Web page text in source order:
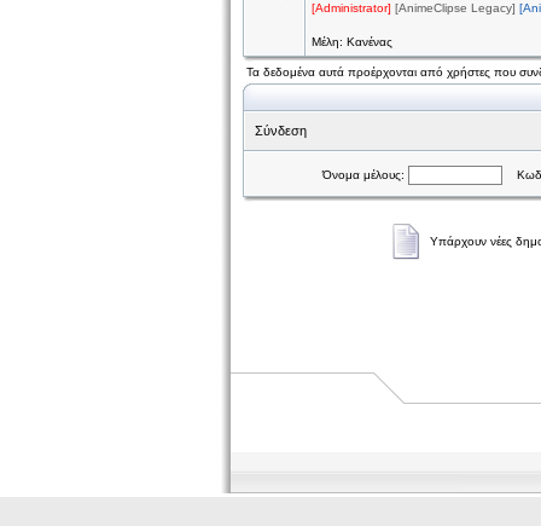
[Administrator] [AnimeClipse Legacy]
Μέλη: Κανένας
Τα δεδομένα αυτά προέρχονται από χρήστες που
Σύνδεση
Όνομα μέλους:
Υπάρχουν νέες